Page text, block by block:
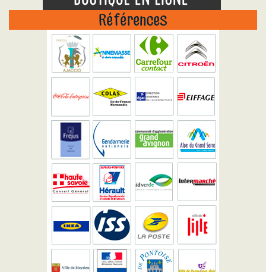
Références